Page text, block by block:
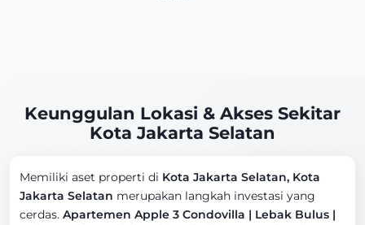
Keunggulan Lokasi & Akses Sekitar
Kota Jakarta Selatan
Memiliki aset properti di Kota Jakarta Selatan, Kota
Jakarta Selatan merupakan langkah investasi yang
cerdas. Apartemen Apple 3 Condovilla | Lebak Bulus |